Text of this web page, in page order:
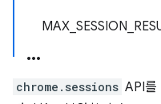
chrome.sessions API를